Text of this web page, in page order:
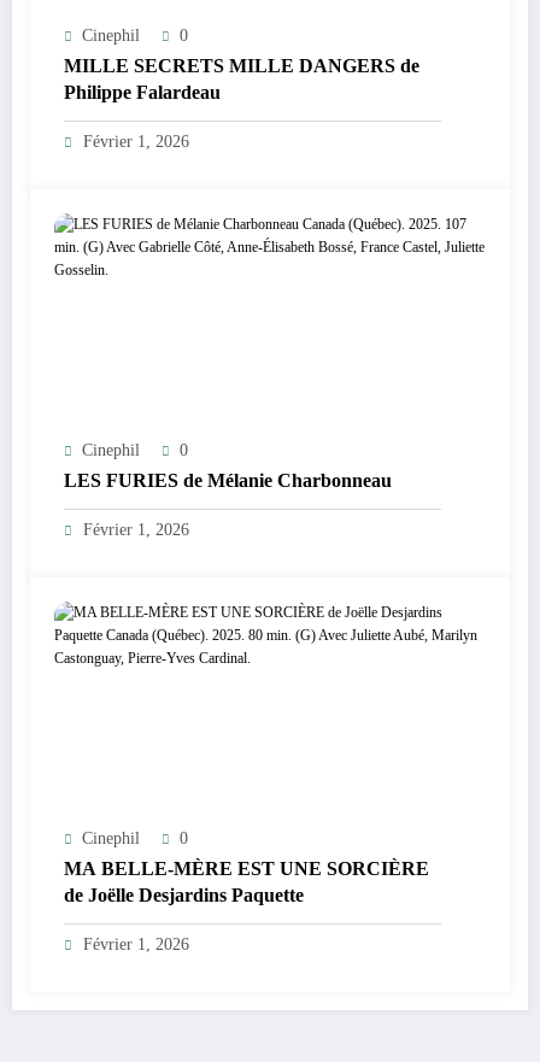
Cinephil 0
MILLE SECRETS MILLE DANGERS de
Philippe Falardeau
Février 1, 2026
Cinephil 0
LES FURIES de Mélanie Charbonneau
Février 1, 2026
Cinephil 0
MA BELLE-MÈRE EST UNE SORCIÈRE
de Joëlle Desjardins Paquette
Février 1, 2026